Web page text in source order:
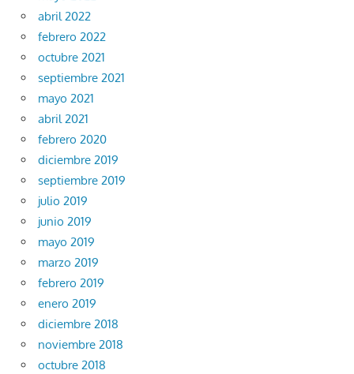
abril 2022
febrero 2022
octubre 2021
septiembre 2021
mayo 2021
abril 2021
febrero 2020
diciembre 2019
septiembre 2019
julio 2019
junio 2019
mayo 2019
marzo 2019
febrero 2019
enero 2019
diciembre 2018
noviembre 2018
octubre 2018